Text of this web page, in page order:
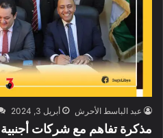
عبد الباسط الأحرش أبريل 3, 2024
مذكرة تفاهم مع شركات أجنبية